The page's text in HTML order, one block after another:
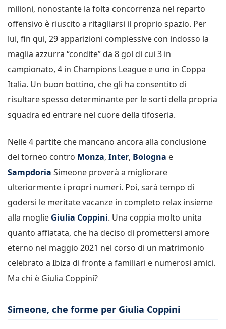
milioni, nonostante la folta concorrenza nel reparto
offensivo è riuscito a ritagliarsi il proprio spazio. Per
lui, fin qui, 29 apparizioni complessive con indosso la
maglia azzurra “condite” da 8 gol di cui 3 in
campionato, 4 in Champions League e uno in Coppa
Italia. Un buon bottino, che gli ha consentito di
risultare spesso determinante per le sorti della propria
squadra ed entrare nel cuore della tifoseria.
Nelle 4 partite che mancano ancora alla conclusione
del torneo contro Monza, Inter, Bologna e
Sampdoria Simeone proverà a migliorare
ulteriormente i propri numeri. Poi, sarà tempo di
godersi le meritate vacanze in completo relax insieme
alla moglie Giulia Coppini. Una coppia molto unita
quanto affiatata, che ha deciso di promettersi amore
eterno nel maggio 2021 nel corso di un matrimonio
celebrato a Ibiza di fronte a familiari e numerosi amici.
Ma chi è Giulia Coppini?
Simeone, che forme per Giulia Coppini